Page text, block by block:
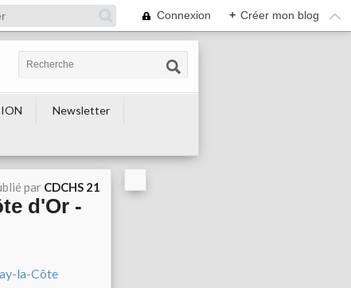
Connexion + Créer mon blog
Newsletter
par CDCHS 21
d'Or -